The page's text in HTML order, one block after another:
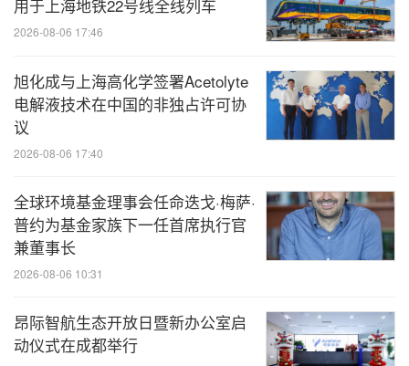
用于上海地铁22号线全线列车
2026-08-06 17:46
旭化成与上海高化学签署Acetolyte
电解液技术在中国的非独占许可协
议
2026-08-06 17:40
全球环境基金理事会任命迭戈·梅萨·
普约为基金家族下一任首席执行官
兼董事长
2026-08-06 10:31
昂际智航生态开放日暨新办公室启
动仪式在成都举行